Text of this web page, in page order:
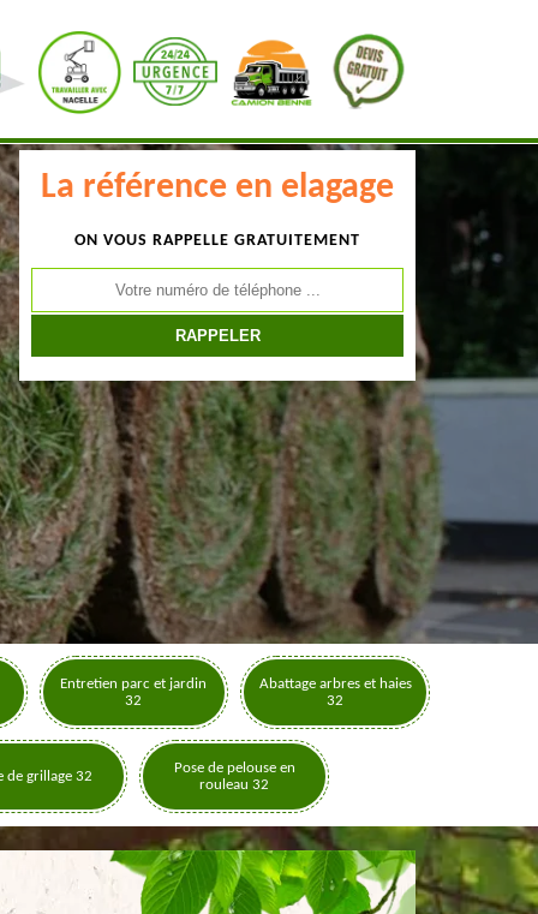
La référence en elagage
ON VOUS RAPPELLE GRATUITEMENT
Entretien parc et jardin
32
Abattage arbres et haies
32
de grillage 32
Pose de pelouse en
rouleau 32